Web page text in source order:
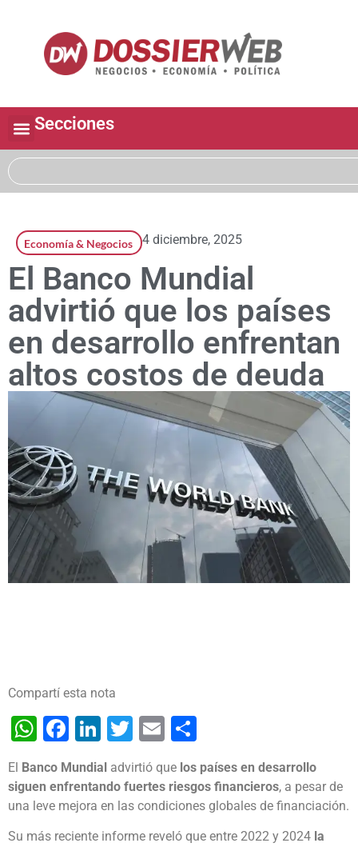
Secciones
Economía & Negocios 4 diciembre, 2025
El Banco Mundial
advirtió que los países
en desarrollo enfrentan
altos costos de deuda
Compartí esta nota
WhatsApp
Facebook
LinkedIn
Twitter
Email
El Banco Mundial advirtió que los países en desarrollo
siguen enfrentando fuertes riesgos financieros, a pesar de
una leve mejora en las condiciones globales de financiación.
Su más reciente informe reveló que entre 2022 y 2024 la